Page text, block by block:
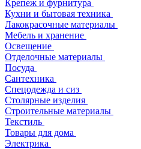
Крепеж и фурнитура
Кухни и бытовая техника
Лакокрасочные материалы
Мебель и хранение
Освещение
Отделочные материалы
Посуда
Сантехника
Спецодежда и сиз
Столярные изделия
Строительные материалы
Текстиль
Товары для дома
Электрика